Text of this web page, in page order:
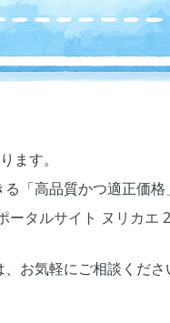
ます。
「高品質かつ適正価格
タルサイト ヌリカエ
お気軽にご相談くださ